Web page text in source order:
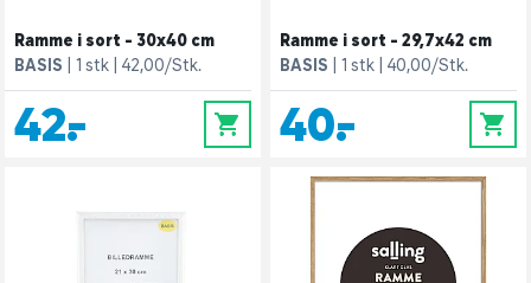
Ramme i sort - 30x40 cm
BASIS
1 stk 42,00/Stk.
42,- 0
Ramme i sort - 29,7x42 cm
BASIS
1 stk 40,00/Stk.
40,- 0